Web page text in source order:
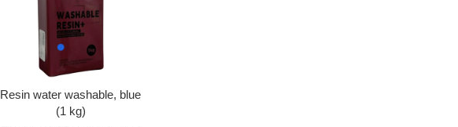
Resin water washable, blue
(1 kg)